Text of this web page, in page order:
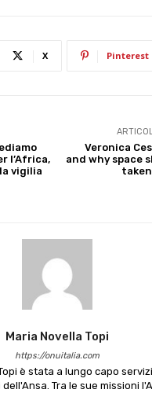
X Pinterest
l’Africa,
vigilia
Veronica
and why space
Maria Novella Topi
https://onuitalia.com
è stata a lungo capo
Tra le sue missioni